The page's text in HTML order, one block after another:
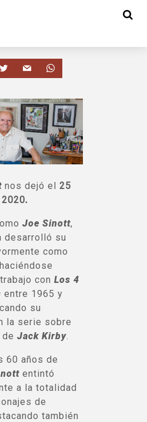
nos dejó el 25
.
Joe Sinott,
desarrolló su
como
con Los 4
entre 1965 y
su
la serie sobre
Jack Kirby.
60 años de
entintó
a la totalidad
de
también